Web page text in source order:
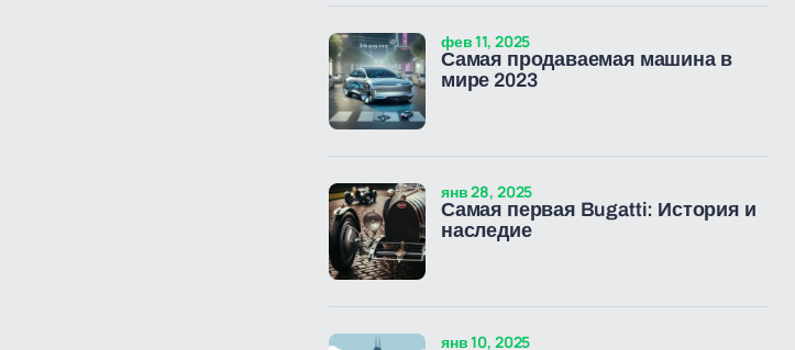
Самая продаваемая машина в
мире 2023
фев 11, 2025
Самая первая Bugatti: История и
наследие
янв 28, 2025
янв 10, 2025